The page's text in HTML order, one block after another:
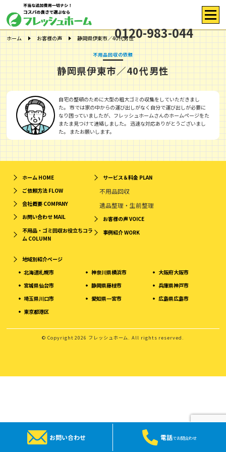
0120-983-044
ホーム お客様の声 静岡県伊東市／40代男性
不用品回収の依頼
静岡県伊東市／40代男性
自宅の整頓のために大型の粗大ゴミの収集をしていただきまし
た。 市では家の中からの運び出しがなく自分で運び出しが必要に
なり困っていましたが、フレッシュホームさんのホームページをた
またま見つけて連絡しました。 迅速な対応ありがとうございまし
た。 またお願いします。
ホーム HOME
ご依頼方法 FLOW
会社概要 COMPANY
お問い合わせ MAIL
不用品・ゴミ回収お役立ちコラ
ム COLUMN
サービス＆料金 PLAN
不用品回収
遺品整理・生前整理
お客様の声VOICE
事例紹介WORK
地域別紹介ページ
北海道札幌市
宮城県仙台市
埼玉県川口市
東京都港区
神奈川県横浜市
静岡県藤枝市
愛知県一宮市
大阪府大阪市
兵庫県神戸市
広島県広島市
© Copyright 2026 フレッシュホーム. All rights reserved.
お問い合わせ 電話でお問合わせ